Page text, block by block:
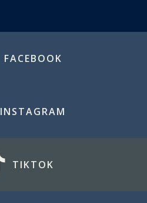
FACEBOOK
INSTAGRAM
TIKTOK